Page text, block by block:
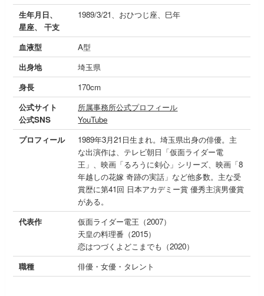
生年月日、
星座、 干支
1989/3/21、おひつじ座、巳年
血液型
A型
出身地
埼玉県
身長
170cm
公式サイト
公式SNS
所属事務所公式プロフィール
YouTube
プロフィール
1989年3月21日生まれ。埼玉県出身の俳優。主
な出演作は、テレビ朝日「仮面ライダー電
王」、映画「るろうに剣心」シリーズ、映画「8
年越しの花嫁 奇跡の実話」など他多数。主な受
賞歴に第41回 日本アカデミー賞 優秀主演男優賞
がある。
代表作
仮面ライダー電王（2007）
天皇の料理番（2015）
恋はつづくよどこまでも（2020）
職種
俳優・女優・タレント